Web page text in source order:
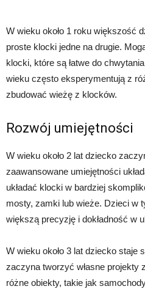
W wieku około 1 roku większość
proste klocki jedne na drugie.
klocki, które są łatwe do
wieku często eksperymentują z
zbudować wieżę z klocków.
Rozwój umiejętności
W wieku około 2 lat dziecko
zaawansowane umiejętności
układać klocki w bardziej
mosty, zamki lub wieże. Dzieci w
większą precyzję i dokładność w
W wieku około 3 lat dziecko staje
zaczyna tworzyć własne projekty
różne obiekty, takie jak